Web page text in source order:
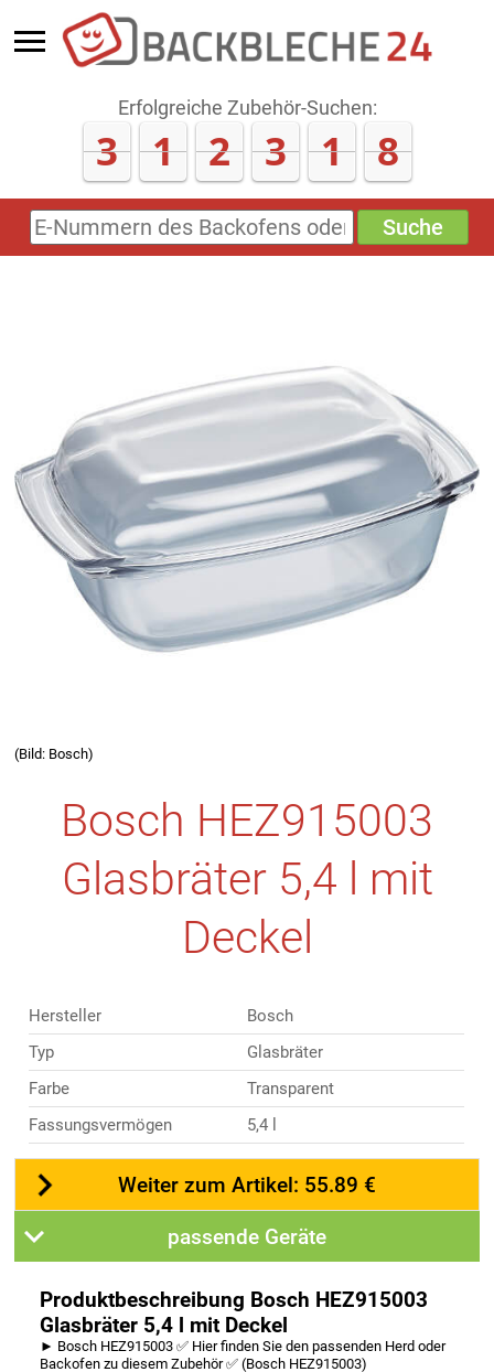
Erfolgreiche Zubehör-Suchen:
3 1 2 3 1 8
E-
Nummern
Suche
(Bild: Bosch)
Bosch HEZ915003
Glasbräter 5,4 l mit
Deckel
Hersteller
Bosch
Typ
Glasbräter
Farbe
Transparent
Fassungsvermögen
5,4 l
Weiter zum Artikel: 55.89 €
passende Geräte
Produktbeschreibung Bosch HEZ915003
Glasbräter 5,4 l mit Deckel
► Bosch HEZ915003 ✅ Hier finden Sie den passenden Herd oder
Backofen zu diesem Zubehör ✅ (Bosch HEZ915003)